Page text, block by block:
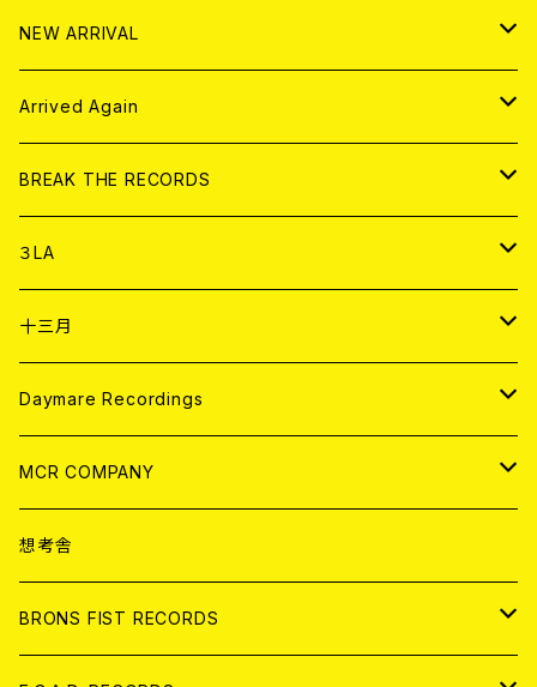
HOOD
EL ZINE
アナログ
アパレル
書籍
DIGITAL CONTENTS
NEW ARRIVAL
CD
アナログ
Arrived Again
CD
アナログ
BREAK THE RECORDS
CD
ANALOG
アパレル
３LA
CD
ANALOG
十三月
CD
ANALOG
Daymare Recordings
CD
ANALOG
MCR COMPANY
CD
アパレル
想考舎
BRONS FIST RECORDS